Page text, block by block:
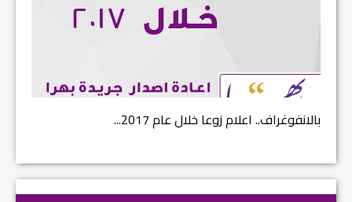
بالانفوغراف.. اعلام زوعا خلال عام 2017...